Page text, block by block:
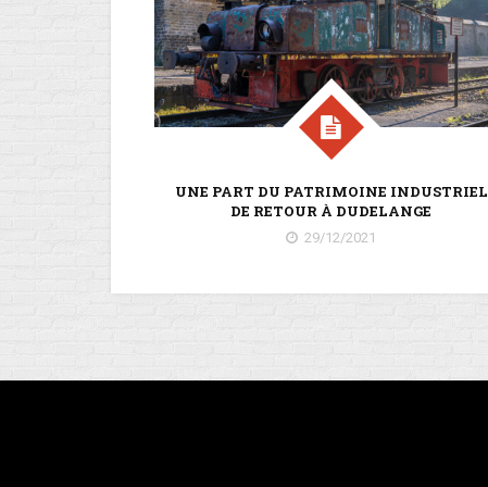
UNE PART DU PATRIMOINE INDUSTRIEL
DE RETOUR À DUDELANGE
29/12/2021